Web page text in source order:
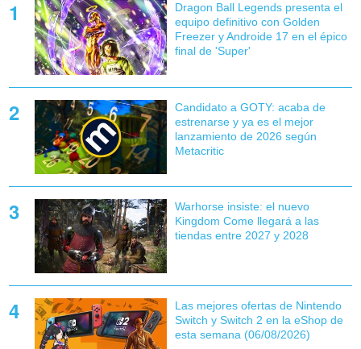
Dragon Ball Legends presenta el
equipo definitivo con Golden
Freezer y Androide 17 en el épico
final de 'Super'
Candidato a GOTY: acaba de
estrenarse y ya es el mejor
lanzamiento de 2026 según
Metacritic
Warhorse insiste: el nuevo
Kingdom Come llegará a las
tiendas entre 2027 y 2028
Las mejores ofertas de Nintendo
Switch y Switch 2 en la eShop de
esta semana (06/08/2026)